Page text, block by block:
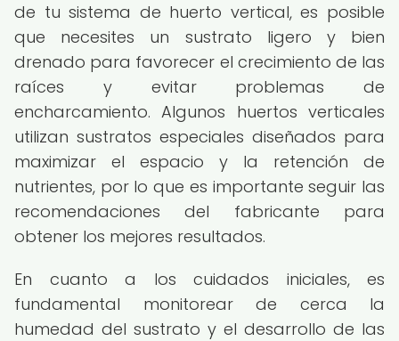
de tu sistema de huerto vertical, es posible
que necesites un sustrato ligero y bien
drenado para favorecer el crecimiento de las
raíces y evitar problemas de
encharcamiento. Algunos huertos verticales
utilizan sustratos especiales diseñados para
maximizar el espacio y la retención de
nutrientes, por lo que es importante seguir las
recomendaciones del fabricante para
obtener los mejores resultados.
En cuanto a los cuidados iniciales, es
fundamental monitorear de cerca la
humedad del sustrato y el desarrollo de las